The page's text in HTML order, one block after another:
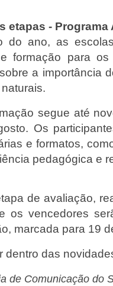
etapas - Programa
do ano, as
formação para
a importância
segue até
Os
e formatos,
pedagógica e
de avaliação,
os vencedores
marcada para 19
dentro das
de Comunicação do